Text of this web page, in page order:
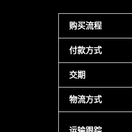
购买流程
付款方式
交期
物流方式